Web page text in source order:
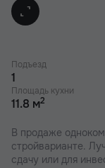
Подъезд
1
Площадь кухни
11.8 м2
В продаже
стройварианте.
сдачу или для